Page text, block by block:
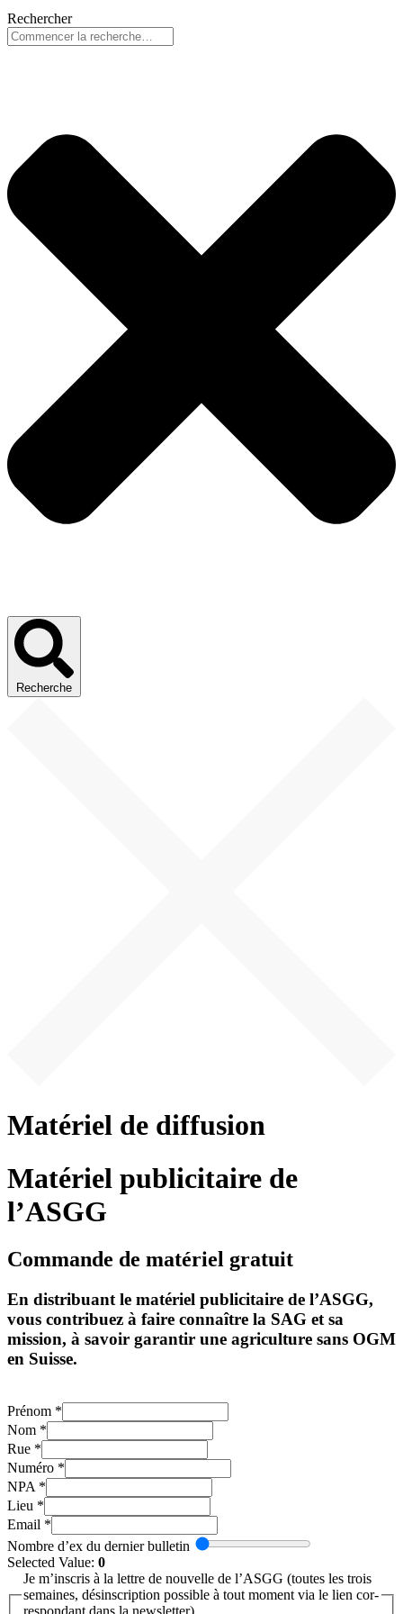
Rechercher
Recherche
Matériel de diffusion
Matériel publicitaire de
l’ASGG
Commande de matériel gratuit
En distribuant le matériel publicitaire de l’ASGG,
vous contribuez à faire connaître la SAG et sa
mission, à savoir garantir une agriculture sans OGM
en Suisse.
Pré­nom *
Nom *
Rue *
Numé­ro *
NPA *
Lieu *
Email *
Lieu
(tou­
le
Nombre d’ex du der­nier bul­le­tin
Sel­ec­ted Value: 0
Je m’in­scris à la lett­re de nou­vel­le de l’ASGG (tou­tes les trois
semain­es, dés­in­scrip­ti­on pos­si­ble à tout moment via le lien cor­
re­spond­ant dans la news­let­ter).